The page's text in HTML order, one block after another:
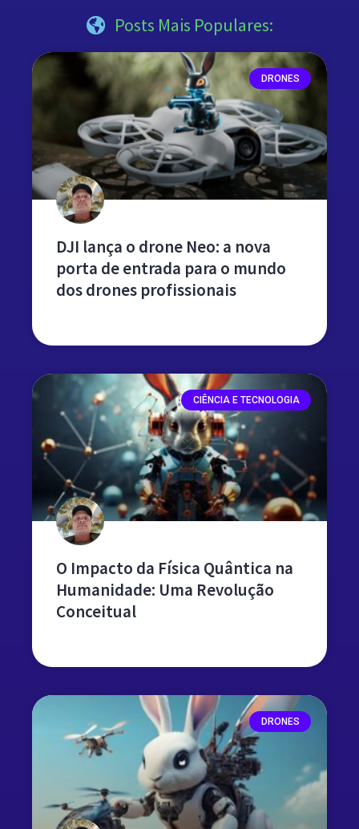
Posts Mais Populares:
DRONES
DJI lança o drone Neo: a nova
porta de entrada para o mundo
dos drones profissionais
CIÊNCIA E TECNOLOGIA
O Impacto da Física Quântica na
Humanidade: Uma Revolução
Conceitual
DRONES